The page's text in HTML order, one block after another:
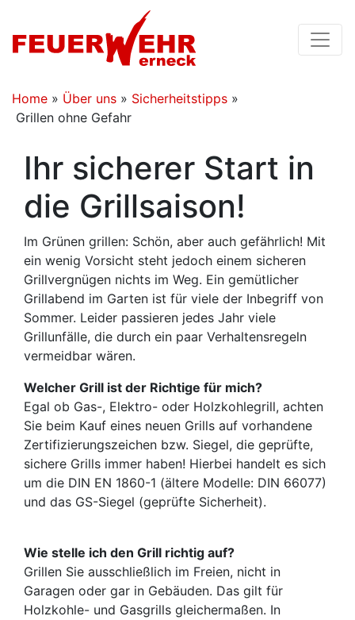
Home » Über uns » Sicherheitstipps »
Grillen ohne Gefahr
Ihr sicherer Start in
die Grillsaison!
Im Grünen grillen: Schön, aber auch gefährlich! Mit
ein wenig Vorsicht steht jedoch einem sicheren
Grillvergnügen nichts im Weg. Ein gemütlicher
Grillabend im Garten ist für viele der Inbegriff von
Sommer. Leider passieren jedes Jahr viele
Grillunfälle, die durch ein paar Verhaltensregeln
vermeidbar wären.
Welcher Grill ist der Richtige für mich?
Egal ob Gas-, Elektro- oder Holzkohlegrill, achten
Sie beim Kauf eines neuen Grills auf vorhandene
Zertifizierungszeichen bzw. Siegel, die geprüfte,
sichere Grills immer haben! Hierbei handelt es sich
um die DIN EN 1860-1 (ältere Modelle: DIN 66077)
und das GS-Siegel (geprüfte Sicherheit).
Wie stelle ich den Grill richtig auf?
Grillen Sie ausschließlich im Freien, nicht in
Garagen oder gar in Gebäuden. Das gilt für
Holzkohle- und Gasgrills gleichermaßen. In